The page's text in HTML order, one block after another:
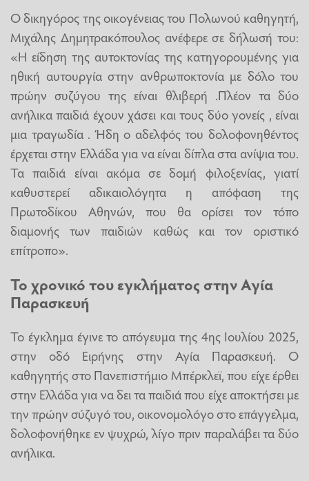
Ο δικηγόρος της οικογένειας του Πολωνού καθηγητή,
Μιχάλης Δημητρακόπουλος ανέφερε σε δήλωσή του:
«Η είδηση της αυτοκτονίας της κατηγορουμένης για
ηθική αυτουργία στην ανθρωποκτονία με δόλο του
πρώην συζύγου της είναι θλιβερή .Πλέον τα δύο
ανήλικα παιδιά έχουν χάσει και τους δύο γονείς , είναι
μια τραγωδία . Ήδη ο αδελφός του δολοφονηθέντος
έρχεται στην Ελλάδα για να είναι δίπλα στα ανίψια του.
Τα παιδιά είναι ακόμα σε δομή φιλοξενίας, γιατί
καθυστερεί αδικαιολόγητα η απόφαση της
Πρωτοδίκου Αθηνών, που θα ορίσει τον τόπο
διαμονής των παιδιών καθώς και τον οριστικό
επίτροπο».
Το χρονικό του εγκλήματος στην Αγία
Παρασκευή
Το έγκλημα έγινε το απόγευμα της 4ης Ιουλίου 2025,
στην οδό Ειρήνης στην Αγία Παρασκευή. Ο
καθηγητής στο Πανεπιστήμιο Μπέρκλεϊ, που είχε έρθει
στην Ελλάδα για να δει τα παιδιά που είχε αποκτήσει με
την πρώην σύζυγό του, οικονομολόγο στο επάγγελμα,
δολοφονήθηκε εν ψυχρώ, λίγο πριν παραλάβει τα δύο
ανήλικα.